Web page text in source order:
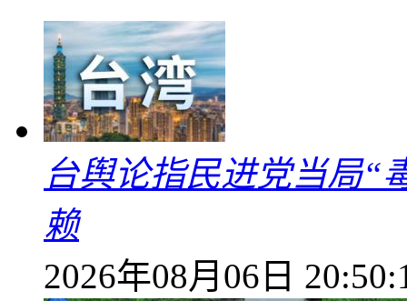
台舆论指民进党当局“
赖
2026年08月06日